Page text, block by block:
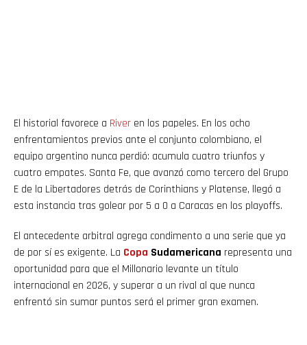
El historial favorece a River en los papeles. En los ocho
enfrentamientos previos ante el conjunto colombiano, el
equipo argentino nunca perdió: acumula cuatro triunfos y
cuatro empates. Santa Fe, que avanzó como tercero del Grupo
E de la Libertadores detrás de Corinthians y Platense, llegó a
esta instancia tras golear por 5 a 0 a Caracas en los playoffs.
El antecedente arbitral agrega condimento a una serie que ya
de por sí es exigente. La Copa Sudamericana representa una
oportunidad para que el Millonario levante un título
internacional en 2026, y superar a un rival al que nunca
enfrentó sin sumar puntos será el primer gran examen.